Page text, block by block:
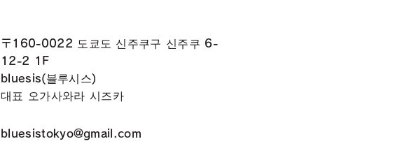
〒160-0022 도쿄도 신주쿠구 신주쿠 6-
12-2 1F
bluesis(블루시스)
대표 오가사와라 시즈카
bluesistokyo@gmail.com